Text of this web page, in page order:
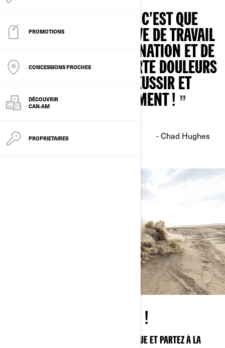
PROMOTIONS
CONCESSIONS PROCHES
DÉCOUVRIR
CAN-AM
PROPRIETAIRES
CE QUI M’INSPIRE, C’EST QUE
QUICONQUE FAIT PREUVE DE TRAVAIL
ACHARNÉ, DE DÉTERMINATION ET DE
CONVICTION ET SUPPORTE DOULEURS
ET ÉCHECS PEUT RÉUSSIR ET
RÉUSSIRA FORCÉMENT !
- Chad Hughes
DES SENSATIONS TURBO !
DÉCOUVREZ UNE PUISSANCE AUTHENTIQUE ET PARTEZ À LA